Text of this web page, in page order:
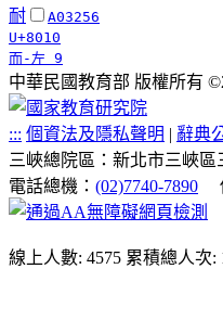
耐
A03256
U+8010
而-左 9
中華民國教育部 版權所有
::: 個資法及隱私聲明 | 辭典
三峽總院區：新北市三峽區
電話總機： (02)7740-7890
線上人數: 4575 累積總人次: